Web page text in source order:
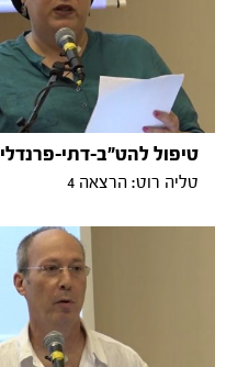
טיפול להט"ב-דתי-פרנדלי
טליה רוט: הרצאה 4